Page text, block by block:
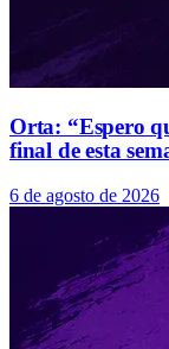
Orta: “Espero
final de esta
6 de agosto de 2026